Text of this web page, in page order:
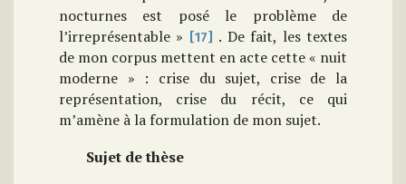
nocturnes est posé le problème de
l’irreprésentable »
[17] . De fait, les textes
de mon corpus mettent en acte cette « nuit
moderne » : crise du sujet, crise de la
représentation, crise du récit, ce qui
m’amène à la formulation de mon sujet.
Sujet de thèse